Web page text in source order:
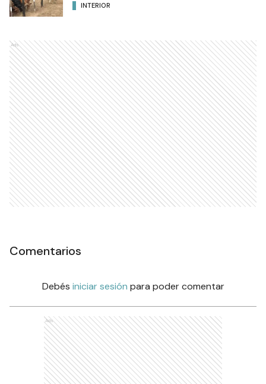
INTERIOR
Ads
Comentarios
Debés iniciar sesión para poder comentar
Ads